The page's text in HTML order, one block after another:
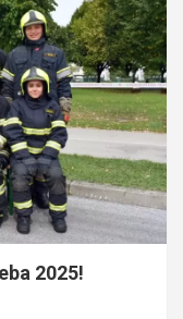
2025!